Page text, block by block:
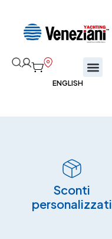
Sconti
personalizzati